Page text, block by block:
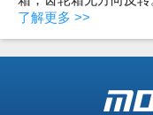
了解更多 >>